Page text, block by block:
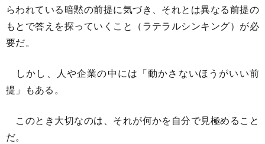
らわれている暗黙の前提に気づき、それとは異なる前提の
もとで答えを探っていくこと（ラテラルシンキング）が必
要だ。
しかし、人や企業の中には「動かさないほうがいい前
提」もある。
このとき大切なのは、それが何かを自分で見極めること
だ。